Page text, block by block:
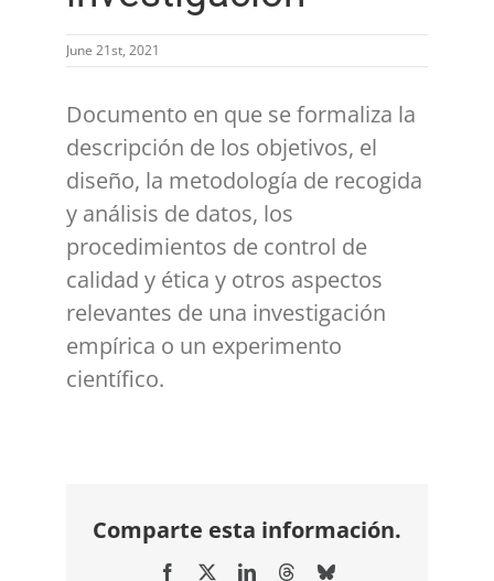
June 21st, 2021
Documento en que se formaliza la
descripción de los objetivos, el
diseño, la metodología de recogida
y análisis de datos, los
procedimientos de control de
calidad y ética y otros aspectos
relevantes de una investigación
empírica o un experimento
científico.
Comparte esta información.
Facebook LinkedInThreadsBluesky